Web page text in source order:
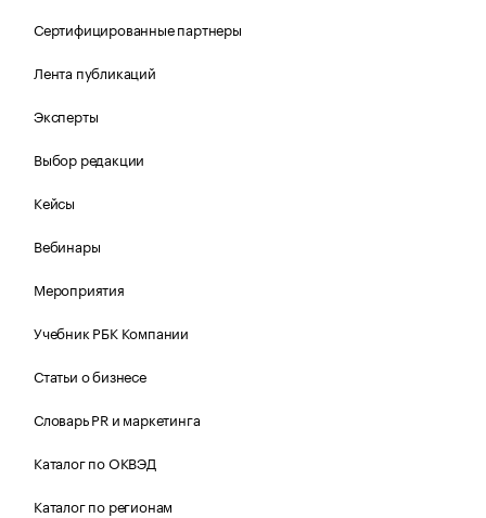
Сертифицированные партнеры
Лента публикаций
Эксперты
Выбор редакции
Кейсы
Вебинары
Мероприятия
Учебник РБК Компании
Статьи о бизнесе
Словарь PR и маркетинга
Каталог по ОКВЭД
Каталог по регионам